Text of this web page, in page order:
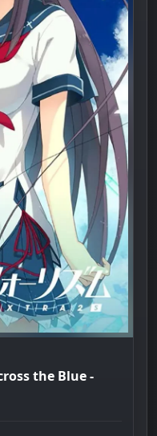
the Blue -